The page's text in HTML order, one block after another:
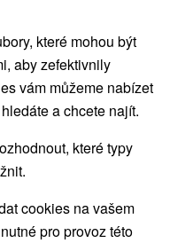
které mohou být
aby zefektivnily
vám můžeme nabízet
a chcete najít.
které typy
cookies na vašem
pro provoz této